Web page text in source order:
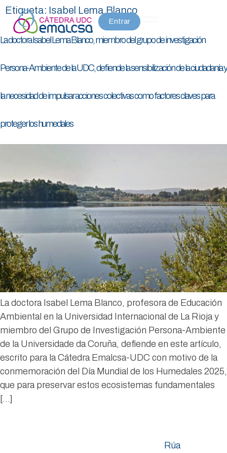
Entrar
Etiqueta: Isabel Lema Blanco
La doctora Isabel Lema Blanco, miembro del grupo de investigación
Persona-Ambiente de la UDC, defiende la sensibilización de la ciudadanía y
la necesidad de impulsar acciones colectivas como factores claves para
proteger los humedales
La doctora Isabel Lema Blanco, profesora de Educación
Ambiental en la Universidad Internacional de La Rioja y
miembro del Grupo de Investigación Persona-Ambiente
de la Universidade da Coruña, defiende en este artículo,
escrito para la Cátedra Emalcsa-UDC con motivo de la
conmemoración del Día Mundial de los Humedales 2025,
que para preservar estos ecosistemas fundamentales
[…]
Rúa